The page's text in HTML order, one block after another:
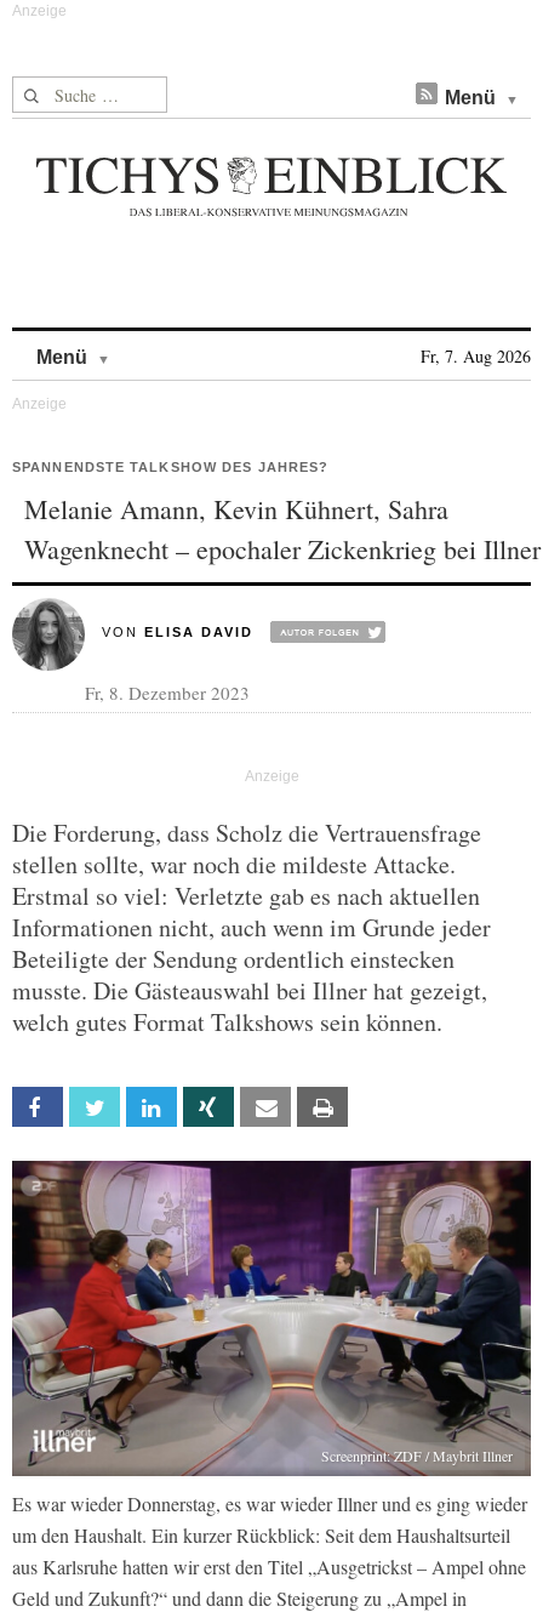
Suche nach: Menü
Menü Fr, 7. Aug 2026
SPANNENDSTE TALKSHOW DES JAHRES?
Melanie Amann, Kevin Kühnert, Sahra
Wagenknecht – epochaler Zickenkrieg bei Illner
VON ELISA DAVID
Fr, 8. Dezember 2023
Die Forderung, dass Scholz die Vertrauensfrage
stellen sollte, war noch die mildeste Attacke.
Erstmal so viel: Verletzte gab es nach aktuellen
Informationen nicht, auch wenn im Grunde jeder
Beteiligte der Sendung ordentlich einstecken
musste. Die Gästeauswahl bei Illner hat gezeigt,
welch gutes Format Talkshows sein können.
Facebook Twitter Linkedin Xing Email
Screenprint: ZDF / Maybrit Illner
Es war wieder Donnerstag, es war wieder Illner und es ging wieder
um den Haushalt. Ein kurzer Rückblick: Seit dem Haushaltsurteil
aus Karlsruhe hatten wir erst den Titel „Ausgetrickst – Ampel ohne
Geld und Zukunft?“ und dann die Steigerung zu „Ampel in